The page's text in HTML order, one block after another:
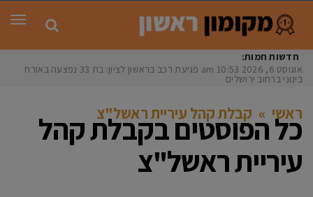
חדשות חמות:
אוגוסט 6, 2026
10:53 am פגיעת רכב בראשון לציון: בת 33 נפצעה באורח
בינוני ברחוב ירושלים
ראשי » קבלת קהל עיריית ראשל"צ
כל הפוסטים בקבלת קהל
עיריית ראשל"צ